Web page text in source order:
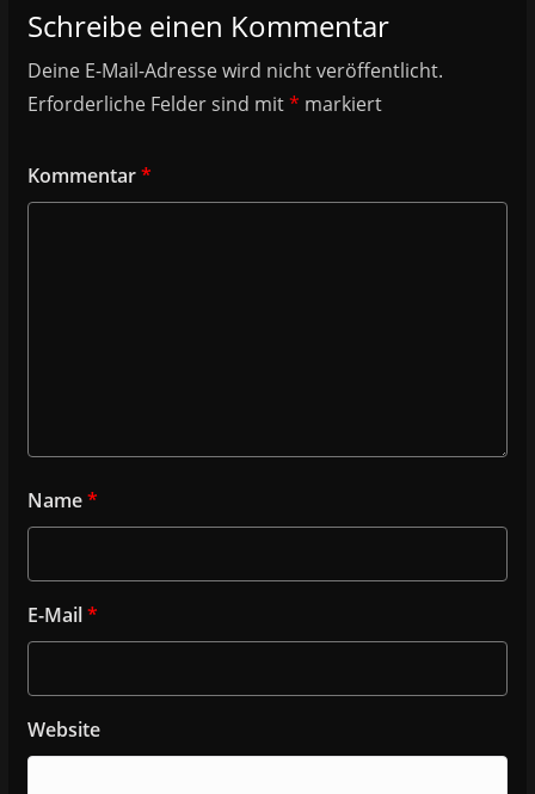
Schreibe einen Kommentar
Deine E-Mail-Adresse wird nicht veröffentlicht.
Erforderliche Felder sind mit* markiert
Kommentar*
Name*
E-Mail*
Website